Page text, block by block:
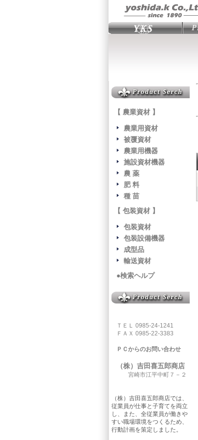
【 農業資材 】
農業用資材
被覆資材
農業用機器
施設資材機器
農 薬
肥 料
種 苗
【 包装資材 】
包装資材
包装設備機器
成型品
輸送資材
●検索ヘルプ
ＴＥＬ 0985-24-1241
ＦＡＸ 0985-22-3383
ＰＣからのお問い合わせ
（株）吉田喜五郎商店
宮崎市江平中町７－２
（株）吉田喜五郎商店では、
従業員が仕事と子育てを両立
し、また、全従業員が働きや
すい職場環境をつくるため、
行動計画を策定しました。